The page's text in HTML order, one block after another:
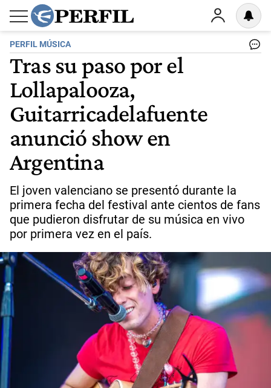
PERFIL MÚSICA
Tras su paso por el
Lollapalooza,
Guitarricadelafuente
anunció show en
Argentina
El joven valenciano se presentó durante la
primera fecha del festival ante cientos de fans
que pudieron disfrutar de su música en vivo
por primera vez en el país.